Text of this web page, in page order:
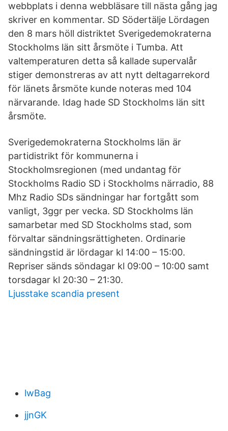
webbplats i denna webbläsare till nästa gång jag
skriver en kommentar. SD Södertälje Lördagen
den 8 mars höll distriktet Sverigedemokraterna
Stockholms län sitt årsmöte i Tumba. Att
valtemperaturen detta så kallade supervalår
stiger demonstreras av att nytt deltagarrekord
för länets årsmöte kunde noteras med 104
närvarande. Idag hade SD Stockholms län sitt
årsmöte.
Sverigedemokraterna Stockholms län är
partidistrikt för kommunerna i
Stockholmsregionen (med undantag för
Stockholms Radio SD i Stockholms närradio, 88
Mhz Radio SDs sändningar har fortgått som
vanligt, 3ggr per vecka. SD Stockholms län
samarbetar med SD Stockholms stad, som
förvaltar sändningsrättigheten. Ordinarie
sändningstid är lördagar kl 14:00 – 15:00.
Repriser sänds söndagar kl 09:00 – 10:00 samt
torsdagar kl 20:30 – 21:30.
Ljusstake scandia present
lwBag
jjnGK